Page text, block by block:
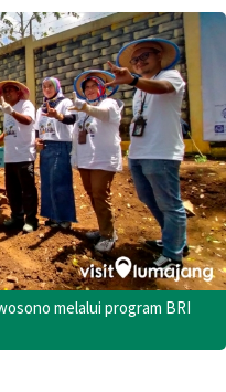
melalui program BRI